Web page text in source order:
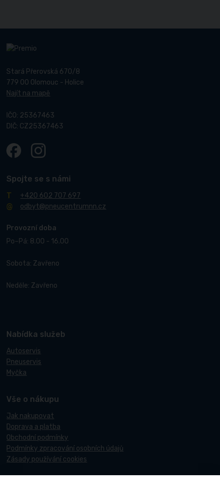
Stará Přerovská 670/8
779 00 Olomouc - Holice
Najít na mapě
IČO: 25367463
DIČ: CZ25367463
Spojte se s námi
+420 602 707 697
odbyt@pneucentrumnn.cz
Provozní doba
Po–Pá: 8.00 - 16.00
Sobota: Zavřeno
Neděle: Zavřeno
Nabídka služeb
Autoservis
Pneuservis
Myčka
Vše o nákupu
Jak nakupovat
Doprava a platba
Obchodní podmínky
Podmínky zpracování osobních údajů
Zásady používání cookies